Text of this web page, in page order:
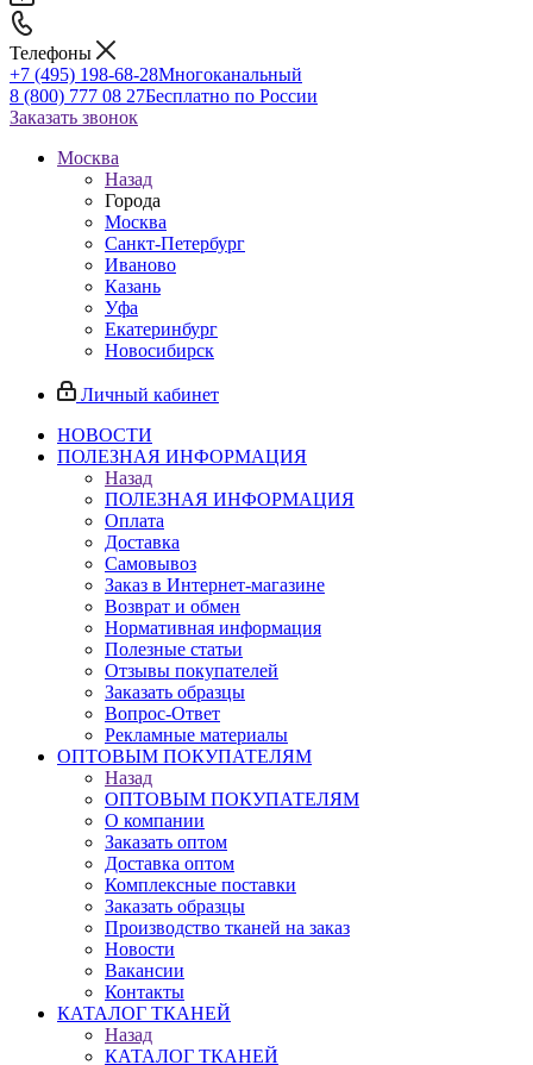
Телефоны
+7 (495) 198-68-28Многоканальный
8 (800) 777 08 27Бесплатно по России
Заказать звонок
Москва
Назад
Города
Москва
Санкт-Петербург
Иваново
Казань
Уфа
Екатеринбург
Новосибирск
Личный кабинет
НОВОСТИ
ПОЛЕЗНАЯ ИНФОРМАЦИЯ
Назад
ПОЛЕЗНАЯ ИНФОРМАЦИЯ
Оплата
Доставка
Самовывоз
Заказ в Интернет-магазине
Возврат и обмен
Нормативная информация
Полезные статьи
Отзывы покупателей
Заказать образцы
Вопрос-Ответ
Рекламные материалы
ОПТОВЫМ ПОКУПАТЕЛЯМ
Назад
ОПТОВЫМ ПОКУПАТЕЛЯМ
О компании
Заказать оптом
Доставка оптом
Комплексные поставки
Заказать образцы
Производство тканей на заказ
Новости
Вакансии
Контакты
КАТАЛОГ ТКАНЕЙ
Назад
КАТАЛОГ ТКАНЕЙ